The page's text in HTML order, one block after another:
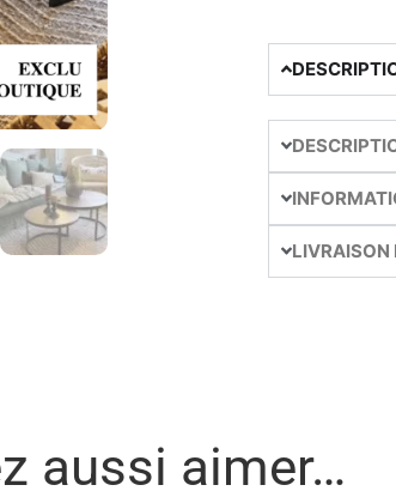
LIVRAISON
aussi aimer…